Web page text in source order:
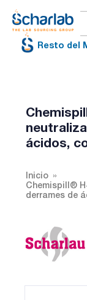
Resto del
ácidos,
Inicio
Chemispill®
derrames de